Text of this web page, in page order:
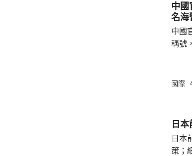
中國
名海
中國
稱號
意味
去年
追記
中不
國際
日
日本
策；